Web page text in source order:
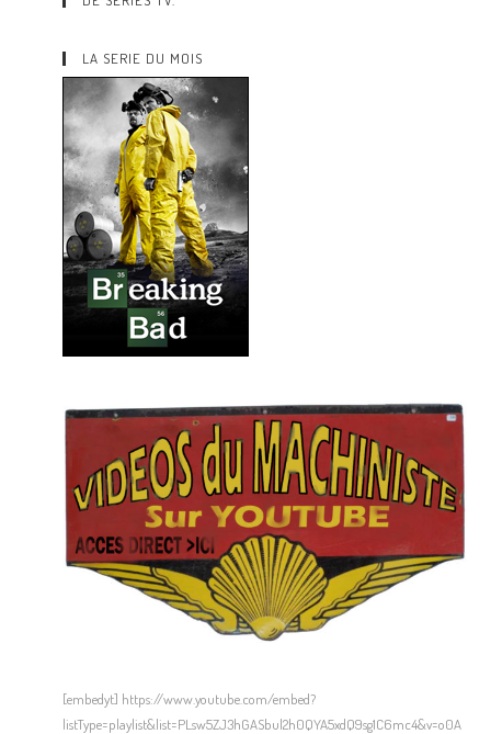
LA SERIE DU MOIS
[embedyt] https://www.youtube.com/embed?
listType=playlist&list=PLsw5ZJ3hGASbul2h0QYA5xdQ9sg1C6mc4&v=o0A